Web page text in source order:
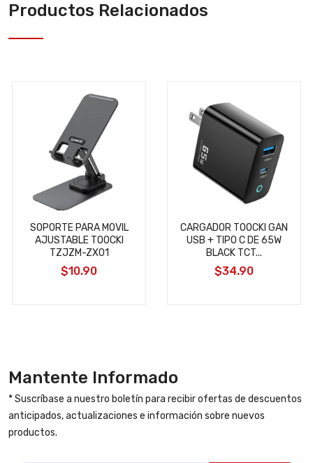
Productos Relacionados
SOPORTE PARA MOVIL
AJUSTABLE TOOCKI
TZJZM-ZX01
$10.90
CARGADOR TOOCKI GAN
USB + TIPO C DE 65W
BLACK TCT...
$34.90
Mantente Informado
* Suscríbase a nuestro boletín para recibir ofertas de descuentos
anticipados, actualizaciones e información sobre nuevos
productos.